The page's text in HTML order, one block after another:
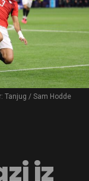
Tanjug / Sam Hodde
iz